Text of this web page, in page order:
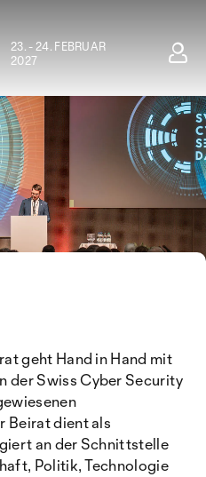
23. - 24. FEBRUAR
2027
geht Hand in Hand mit
der Swiss Cyber Security
Beirat dient als
an der Schnittstelle
Politik, Technologie